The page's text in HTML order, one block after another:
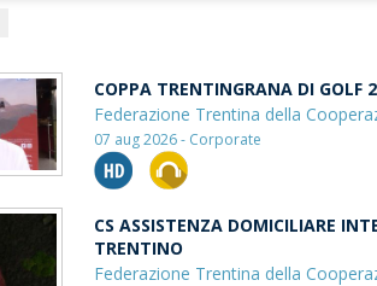
COPPA TRENTINGRANA DI GOLF
Federazione Trentina della
07 aug 2026 - Corporate
CS ASSISTENZA DOMICILIARE
TRENTINO
Federazione Trentina della